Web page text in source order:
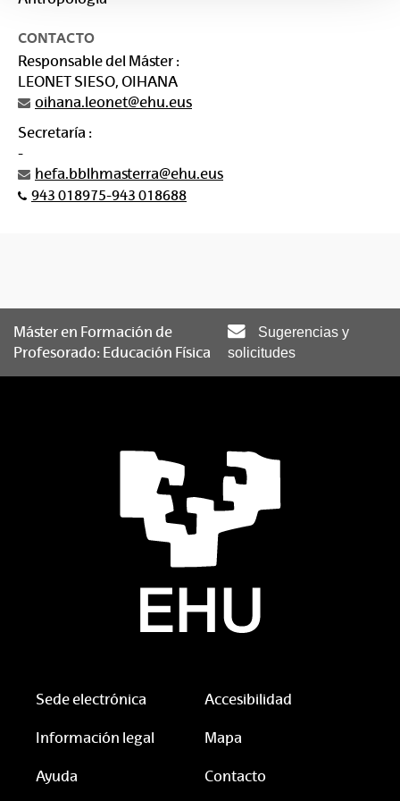
CONTACTO
Responsable del Máster :
LEONET SIESO, OIHANA
oihana.leonet@ehu.eus
Secretaría :
-
hefa.bblhmasterra@ehu.eus
943 018975-943 018688
Máster en Formación de
Profesorado: Educación Física
Sugerencias y
solicitudes
Sede electrónica Accesibilidad
Información legal Mapa
Ayuda Contacto